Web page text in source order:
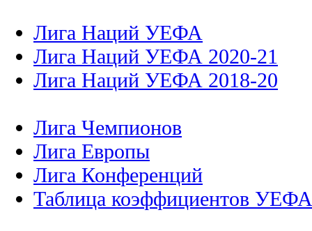
Лига Наций УЕФА
Лига Наций УЕФА 2020-21
Лига Наций УЕФА 2018-20
Лига Чемпионов
Лига Европы
Лига Конференций
Таблица коэффициентов УЕФА